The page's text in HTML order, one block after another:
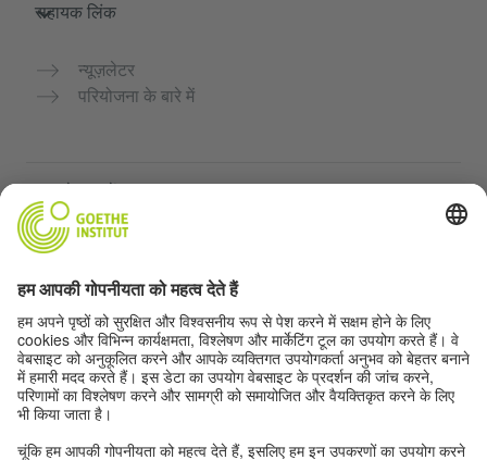
सहायक लिंक
न्यूज़लेटर
परियोजना के बारे में
जर्मन भाषा का अभ्यास मुफ्त में करें
गोएथे संस्थान के जर्मन पाठ्यक्रम
शिक्षक पोर्टल "Deutschstunde"
गोपनीयता और सुगम्यता